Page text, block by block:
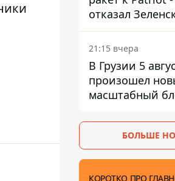
отказал
21:15 вчера
В Грузии 5
произошел
масштабный
БОЛЬШЕ
КОРОТКО ПРО